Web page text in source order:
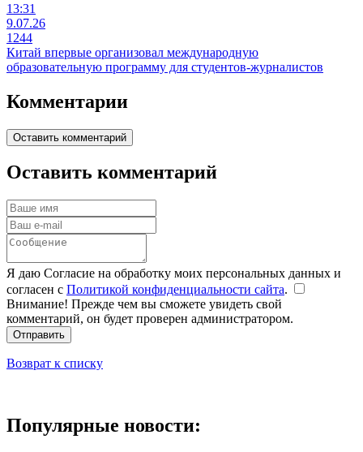
13:31
9.07.26
1244
Китай впервые организовал международную
образовательную программу для студентов-журналистов
Комментарии
Оставить комментарий
Оставить комментарий
Я даю Согласие на обработку моих персональных данных и
согласен с Политикой конфиденциальности сайта.
Внимание! Прежде чем вы сможете увидеть свой
комментарий, он будет проверен администратором.
Отправить
Возврат к списку
Популярные новости: